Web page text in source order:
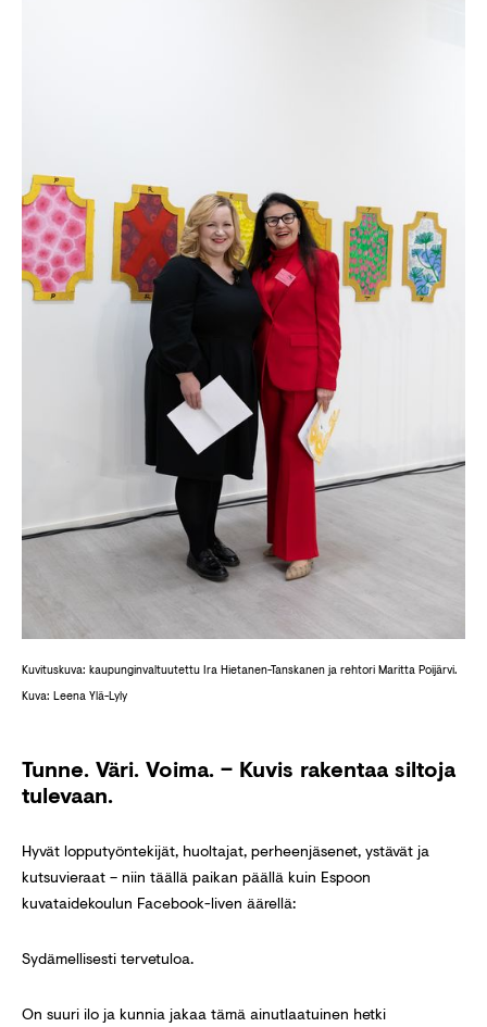
Kuvituskuva: kaupunginvaltuutettu Ira Hietanen-Tanskanen ja rehtori Maritta Poijärvi.
Kuva: Leena Ylä-Lyly
Tunne. Väri. Voima. – Kuvis rakentaa siltoja
tulevaan.
Hyvät lopputyöntekijät, huoltajat, perheenjäsenet, ystävät ja
kutsuvieraat – niin täällä paikan päällä kuin Espoon
kuvataidekoulun Facebook-liven äärellä:
Sydämellisesti tervetuloa.
On suuri ilo ja kunnia jakaa tämä ainutlaatuinen hetki